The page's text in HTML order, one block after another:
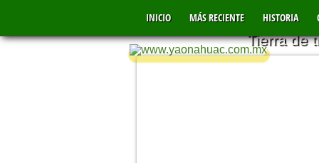
INICIO MÁS RECIENTE HISTORIA
MÉXICO
Tierra de